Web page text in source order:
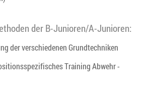
der B-Junioren/A-Junioren:
der verschiedenen Grundtechniken
Training Abwehr -